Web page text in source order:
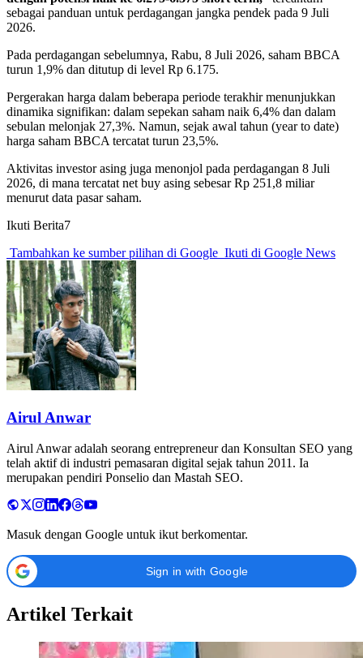
sebagai panduan untuk perdagangan jangka pendek pada 9 Juli
2026.
Pada perdagangan sebelumnya, Rabu, 8 Juli 2026, saham BBCA
turun 1,9% dan ditutup di level Rp 6.175.
Pergerakan harga dalam beberapa periode terakhir menunjukkan
dinamika signifikan: dalam sepekan saham naik 6,4% dan dalam
sebulan melonjak 27,3%. Namun, sejak awal tahun (year to date)
harga saham BBCA tercatat turun 23,5%.
Aktivitas investor asing juga menonjol pada perdagangan 8 Juli
2026, di mana tercatat net buy asing sebesar Rp 251,8 miliar
menurut data pasar saham.
Ikuti Berita7
Tambahkan ke sumber pilihan di Google Ikuti di Google News
Airul Anwar
Airul Anwar adalah seorang entrepreneur dan Konsultan SEO yang
telah aktif di industri pemasaran digital sejak tahun 2011. Ia
merupakan pendiri Ponselio dan Mastah SEO.
Masuk dengan Google untuk ikut berkomentar.
Sign in with Google
Artikel Terkait